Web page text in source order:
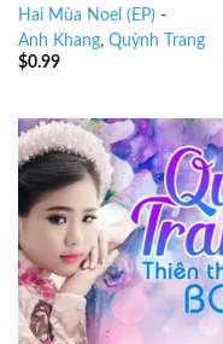
Hai Mùa Noel (EP) -
Anh Khang, Quỳnh Trang
$0.99